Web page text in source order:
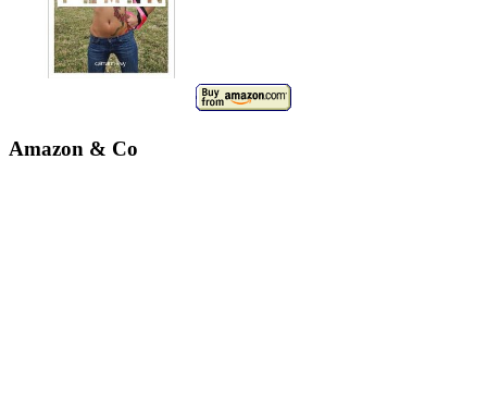
Amazon & Co